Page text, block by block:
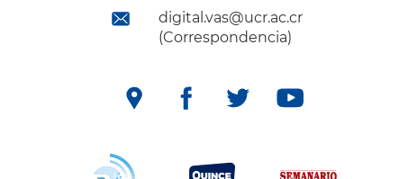
digital.vas@ucr.ac.cr
(Correspondencia)